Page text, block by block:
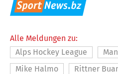
Alle Meldungen zu:
Alps Hockey League
Mike Halmo
Rittner